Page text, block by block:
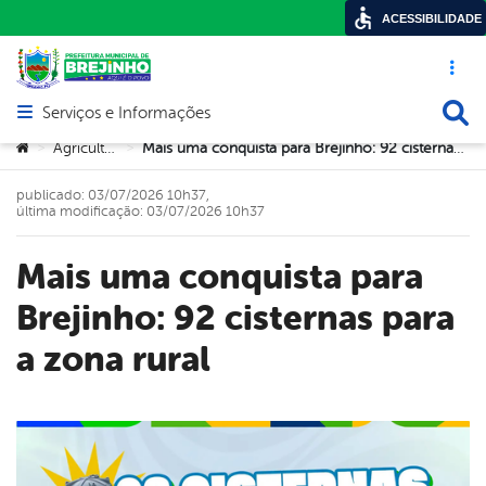
Acesso
Abrir menu principal de navegação
Serviços e Informações
Você está aqui:
> Agricultura > Mais uma conquista para Brejinho: 92 cisternas para a zona rural
Mais uma conquista para
Brejinho: 92 cisternas para
a zona rural
publicado: 03/07/2026 10h37,
última modificação: 03/07/2026 10h37
ACESSIBILIDADE